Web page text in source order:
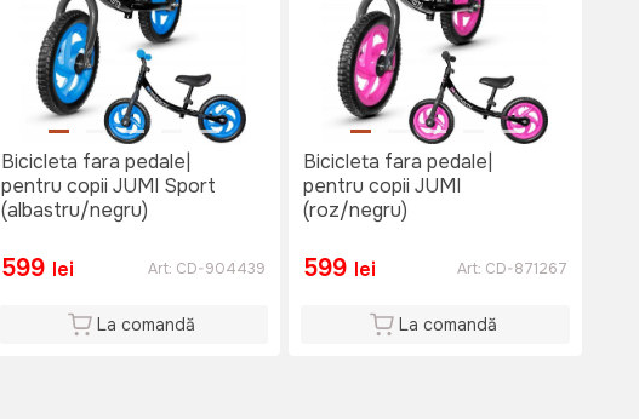
Bicicleta fara pedale|
pentru copii JUMI Sport
(albastru/negru)
599 lei Art: CD-904439
La comandă
Bicicleta fara pedale|
pentru copii JUMI
(roz/negru)
599 lei Art: CD-871267
La comandă